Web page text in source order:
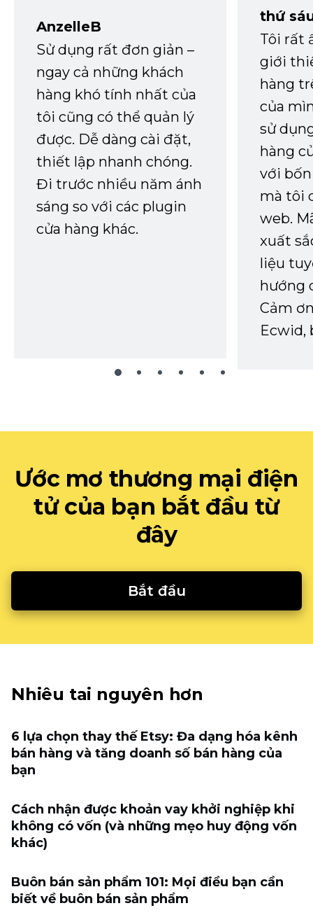
AnzelleB
Sử dụng rất đơn giản –
ngay cả những khách
hàng khó tính nhất của
tôi cũng có thể quản lý
được. Dễ dàng cài đặt,
thiết lập nhanh chóng.
Đi trước nhiều năm ánh
sáng so với các plugin
cửa hàng khác.
thứ
Tôi rất
giới
hàng
của
sử
hàng
với
mà tôi
web.
xuất
liệu
hướng
Cảm
Ecwid,
Ước mơ thương mại điện
tử của bạn bắt đầu từ
đây
Bắt đầu
Nhiêu tai nguyên hơn
6 lựa chọn thay thế Etsy: Đa dạng hóa kênh
bán hàng và tăng doanh số bán hàng của
bạn
Cách nhận được khoản vay khởi nghiệp khi
không có vốn (và những mẹo huy động vốn
khác)
Buôn bán sản phẩm 101: Mọi điều bạn cần
biết về buôn bán sản phẩm